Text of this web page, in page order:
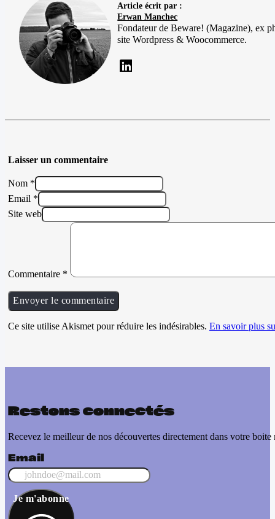
Article écrit par :
Erwan Manchec
Fondateur de Beware! (Magazine), ex
site Wordpress & Woocommerce.
Laisser un commentaire
Nom *
Email *
Site web
Commentaire *
Ce site utilise Akismet pour réduire les indésirables. En savoir plus
Restons connectés
Recevez le meilleur de nos découvertes directement dans votre boite
Email
Je m'abonne